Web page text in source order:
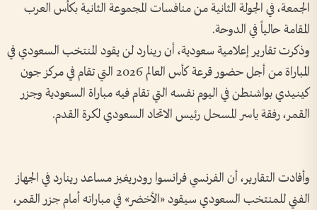
الجمعة، في الجولة الثانية من منافسات المجموعة الثانية بكأس العرب
المقامة حالياً في الدوحة.
وذكرت تقارير إعلامية سعودية، أن رينارد لن يقود المنتخب السعودي في
المباراة من أجل حضور قرعة كأس العالم 2026 التي تقام في مركز جون
كينيدي بواشنطن في اليوم نفسه التي تقام فيه مباراة السعودية وجزر
القمر، رفقة ياسر المسحل رئيس الاتحاد السعودي لكرة القدم.
وأفادت التقارير، أن الفرنسي فرانسوا رودريغيز مساعد رينارد في الجهاز
الفني للمنتخب السعودي سيقود «الأخضر» في مباراته أمام جزر القمر،